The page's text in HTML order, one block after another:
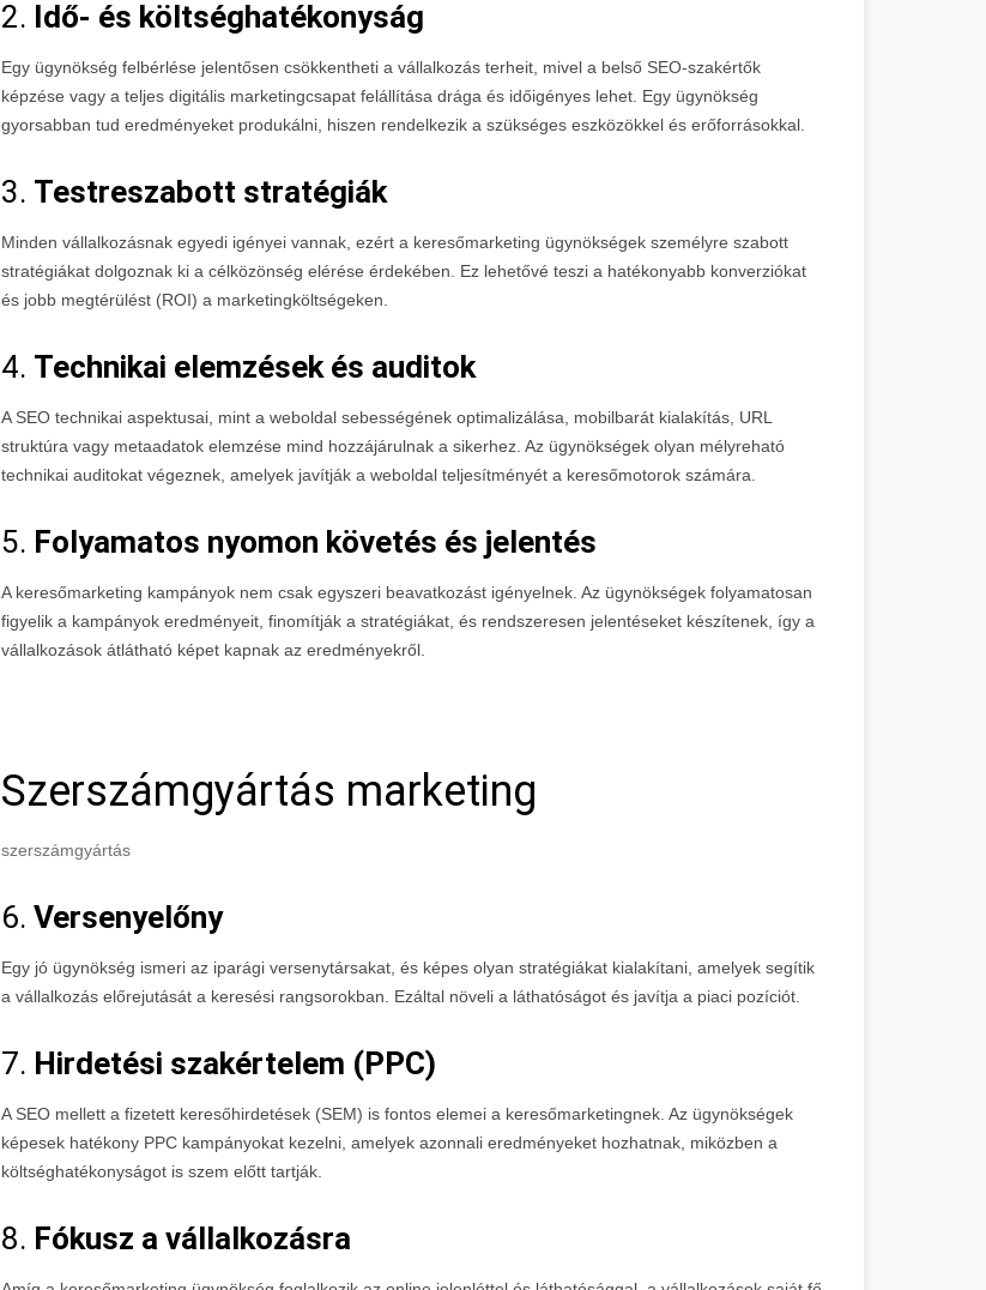
2. Idő- és költséghatékonyság
Egy ügynökség felbérlése jelentősen csökkentheti a vállalkozás terheit, mivel a belső SEO-szakértők
képzése vagy a teljes digitális marketingcsapat felállítása drága és időigényes lehet. Egy ügynökség
gyorsabban tud eredményeket produkálni, hiszen rendelkezik a szükséges eszközökkel és erőforrásokkal.
3. Testreszabott stratégiák
Minden vállalkozásnak egyedi igényei vannak, ezért a keresőmarketing ügynökségek személyre szabott
stratégiákat dolgoznak ki a célközönség elérése érdekében. Ez lehetővé teszi a hatékonyabb konverziókat
és jobb megtérülést (ROI) a marketingköltségeken.
4. Technikai elemzések és auditok
A SEO technikai aspektusai, mint a weboldal sebességének optimalizálása, mobilbarát kialakítás, URL
struktúra vagy metaadatok elemzése mind hozzájárulnak a sikerhez. Az ügynökségek olyan mélyreható
technikai auditokat végeznek, amelyek javítják a weboldal teljesítményét a keresőmotorok számára.
5. Folyamatos nyomon követés és jelentés
A keresőmarketing kampányok nem csak egyszeri beavatkozást igényelnek. Az ügynökségek folyamatosan
figyelik a kampányok eredményeit, finomítják a stratégiákat, és rendszeresen jelentéseket készítenek, így a
vállalkozások átlátható képet kapnak az eredményekről.
Szerszámgyártás marketing
szerszámgyártás
6. Versenyelőny
Egy jó ügynökség ismeri az iparági versenytársakat, és képes olyan stratégiákat kialakítani, amelyek segítik
a vállalkozás előrejutását a keresési rangsorokban. Ezáltal növeli a láthatóságot és javítja a piaci pozíciót.
7. Hirdetési szakértelem (PPC)
A SEO mellett a fizetett keresőhirdetések (SEM) is fontos elemei a keresőmarketingnek. Az ügynökségek
képesek hatékony PPC kampányokat kezelni, amelyek azonnali eredményeket hozhatnak, miközben a
költséghatékonyságot is szem előtt tartják.
8. Fókusz a vállalkozásra